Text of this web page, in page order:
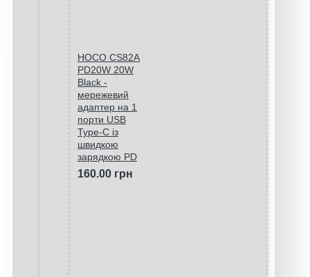
HOCO CS82A
PD20W 20W
Black -
мережевий
адаптер на 1
порти USB
Type-C із
швидкою
зарядкою PD
160.00 грн